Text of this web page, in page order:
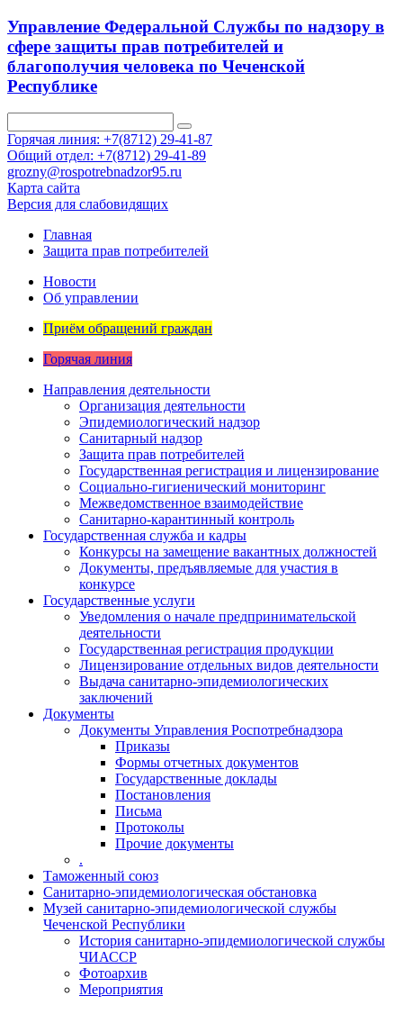
Управление Федеральной Службы по надзору в
сфере защиты прав потребителей и
благополучия человека по Чеченской
Республике
Горячая линия: +7(8712) 29-41-87
Общий отдел: +7(8712) 29-41-89
grozny@rospotrebnadzor95.ru
Карта сайта
Версия для слабовидящих
Главная
Защита прав потребителей
Новости
Об управлении
Приём обращений граждан
Горячая линия
Направления деятельности
Организация деятельности
Эпидемиологический надзор
Санитарный надзор
Защита прав потребителей
Государственная регистрация и лицензирование
Социально-гигиенический мониторинг
Межведомственное взаимодействие
Санитарно-карантинный контроль
Государственная служба и кадры
Конкурсы на замещение вакантных должностей
Документы, предъявляемые для участия в
конкурсе
Государственные услуги
Уведомления о начале предпринимательской
деятельности
Государственная регистрация продукции
Лицензирование отдельных видов деятельности
Выдача санитарно-эпидемиологических
заключений
Документы
Документы Управления Роспотребнадзора
Приказы
Формы отчетных документов
Государственные доклады
Постановления
Письма
Протоколы
Прочие документы
.
Таможенный союз
Санитарно-эпидемиологическая обстановка
Музей санитарно-эпидемиологической службы
Чеченской Республики
История санитарно-эпидемиологической службы
ЧИАССР
Фотоархив
Мероприятия